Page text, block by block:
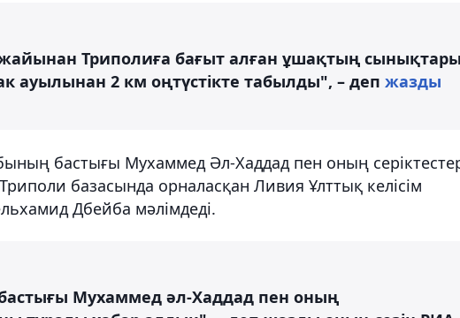
Триполиға бағыт алған ұшақтың
ауылынан 2 км оңтүстікте табылды", – деп жазды
бастығы Мухаммед Әл-Хаддад пен оның
базасында орналасқан Ливия Ұлттық келісім
Дбейба мәлімдеді.
Мухаммед әл-Хаддад пен оның